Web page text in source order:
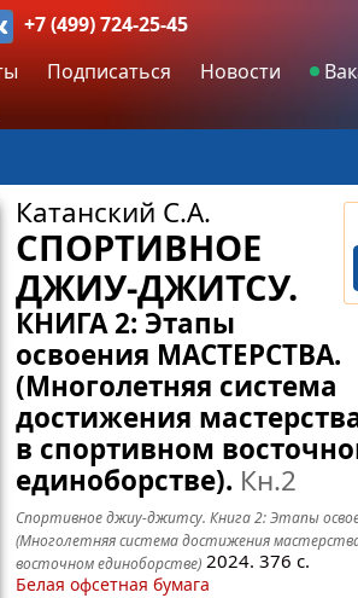
+7 (499) 724-25-45
Подписаться Новости
Катанский С.А.
СПОРТИВНОЕ
ДЖИУ-ДЖИТСУ.
КНИГА 2: Этапы
освоения МАСТЕРСТВА.
(Многолетняя система
достижения
в спортивном
единоборстве). Кн.2
Спортивное джиу-джитсу. Книга 2: Этапы
(Многолетняя система достижения
восточном единоборстве)2024. 376 с.
Белая офсетная бумага